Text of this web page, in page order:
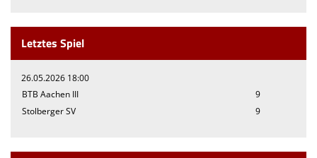
Letztes Spiel
26.05.2026 18:00
BTB Aachen III
9
Stolberger SV
9